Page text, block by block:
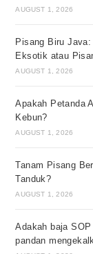
AUGUST 1, 2026
Pisang Biru
Eksotik atau
AUGUST 1, 2026
Apakah Petanda
Kebun?
AUGUST 1, 2026
Tanam Pisang
Tanduk?
AUGUST 1, 2026
Adakah baja
pandan